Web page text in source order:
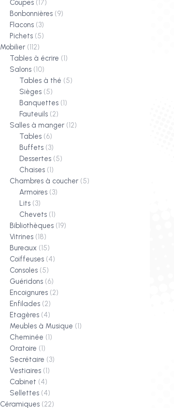
Coupes (17)
Bonbonnières (9)
Flacons (3)
Pichets (5)
Mobilier (112)
Tables à écrire (1)
Salons (10)
Tables à thé (5)
Sièges (5)
Banquettes (1)
Fauteuils (2)
Salles à manger (12)
Tables (6)
Buffets (3)
Dessertes (5)
Chaises (1)
Chambres à coucher (5)
Armoires (3)
Lits (3)
Chevets (1)
Bibliothèques (19)
Vitrines (18)
Bureaux (15)
Coiffeuses (4)
Consoles (5)
Guéridons (6)
Encoignures (2)
Enfilades (2)
Etagères (4)
Meubles à Musique (1)
Cheminée (1)
Oratoire (1)
Secrétaire (3)
Vestiaires (1)
Cabinet (4)
Sellettes (4)
Céramiques (22)